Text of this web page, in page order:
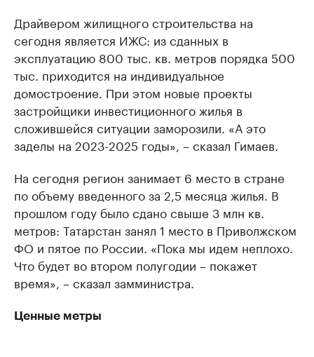
Драйвером жилищного строительства на
сегодня является ИЖС: из сданных в
эксплуатацию 800 тыс. кв. метров порядка 500
тыс. приходится на индивидуальное
домостроение. При этом новые проекты
застройщики инвестиционного жилья в
сложившейся ситуации заморозили. «А это
заделы на 2023-2025 годы», – сказал Гимаев.
На сегодня регион занимает 6 место в стране
по объему введенного за 2,5 месяца жилья. В
прошлом году было сдано свыше 3 млн кв.
метров: Татарстан занял 1 место в Приволжском
ФО и пятое по России. «Пока мы идем неплохо.
Что будет во втором полугодии – покажет
время», – сказал замминистра.
Ценные метры